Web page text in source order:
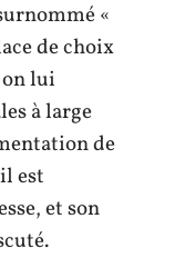
«
de choix
lui
à large
de
est
et son